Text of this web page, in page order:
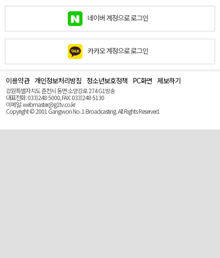
네이버 계정으로 로그인
카카오 계정으로 로그인
이용약관 개인정보처리방침 청소년보호정책 PC화면 제보하기
강원특별자치도 춘천시 동면 소양강로 274 G1방송
대표전화: 033)248-5000, FAX: 033)248-5130
이메일: webmaster@g1tv.co.kr
Copyright © 2001 Gangwon No. 1 Broadcasting. All Rights Reserved.